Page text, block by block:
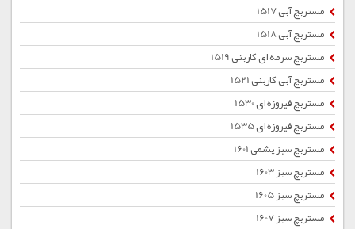
مستربچ آبی 1517
مستربچ آبی 1518
مستربچ سرمه ای کاربنی 1519
مستربچ آبی کاربنی 1521
مستربچ فیروزه ای 1530
مستربچ فیروزه ای 1535
مستربچ سبز یشمی 1601
مستربچ سبز 1603
مستربچ سبز 1605
مستربچ سبز 1607